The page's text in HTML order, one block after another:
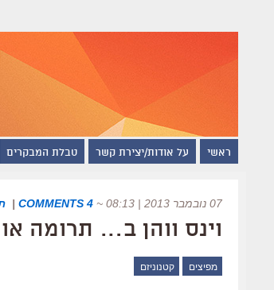
ראשי על אודות/יצירת קשר טבלת המבקרים
07 נובמבר 2013 | 08:13 ~
4 COMMENTS
|
וינס ווהן ב… תרומה
מפיצים קטנוניזם